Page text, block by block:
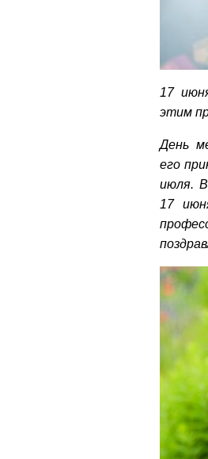
17
этим
День
его
июля.
17